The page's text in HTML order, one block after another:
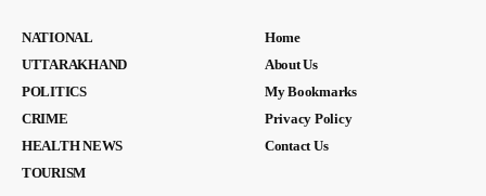
NATIONAL
UTTARAKHAND
POLITICS
CRIME
HEALTH NEWS
TOURISM
Home
About Us
My Bookmarks
Privacy Policy
Contact Us